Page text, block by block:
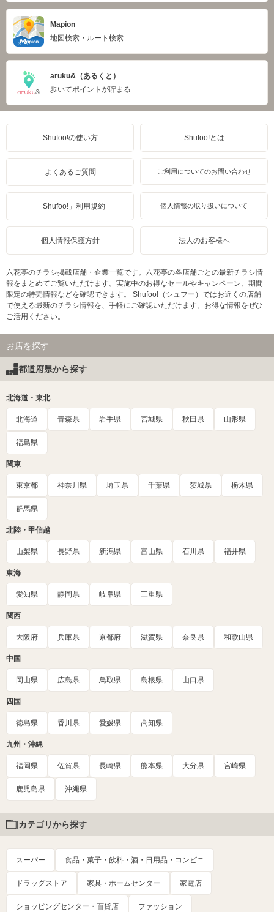
Mapion
地図検索・ルート検索
aruku&（あるくと）
歩いてポイントが貯まる
Shufoo!の使い方 Shufoo!とは
よくあるご質問 ご利用についてのお問い合わせ
「Shufoo!」利用規約 個人情報の取り扱いについて
個人情報保護方針 法人のお客様へ
六花亭のチラシ掲載店舗・企業一覧です。六花亭の各店舗ごとの最新チラシ情
報をまとめてご覧いただけます。実施中のお得なセールやキャンペーン、期間
限定の特売情報などを確認できます。 Shufoo!（シュフー）ではお近くの店舗
で使える最新のチラシ情報を、手軽にご確認いただけます。お得な情報をぜひ
ご活用ください。
お店を探す
都道府県から探す
北海道・東北
北海道 青森県 岩手県 宮城県 秋田県 山形県
福島県
関東
東京都 神奈川県 埼玉県 千葉県 茨城県 栃木県
群馬県
北陸・甲信越
山梨県 長野県 新潟県 富山県 石川県 福井県
東海
愛知県 静岡県 岐阜県 三重県
関西
大阪府 兵庫県 京都府 滋賀県 奈良県 和歌山県
中国
岡山県 広島県 鳥取県 島根県 山口県
四国
徳島県 香川県 愛媛県 高知県
九州・沖縄
福岡県 佐賀県 長崎県 熊本県 大分県 宮崎県
鹿児島県 沖縄県
カテゴリから探す
スーパー 食品・菓子・飲料・酒・日用品・コンビニ
ドラッグストア 家具・ホームセンター 家電店
ショッピングセンター・百貨店 ファッション